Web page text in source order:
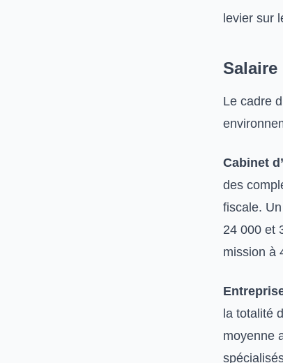
levier sur
Le cadre
Cabinet
des
fiscale.
24 000 et
mission à
la totalité
moyenne